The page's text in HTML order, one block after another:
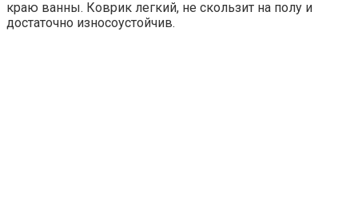
краю ванны. Коврик легкий, не скользит на полу и
достаточно износоустойчив.